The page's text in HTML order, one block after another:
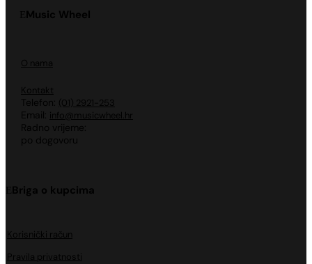
Music Wheel
O nama
Kontakt
Telefon: (01) 2921-253
Email: info@musicwheel.hr
Radno vrijeme:
po dogovoru
Briga o kupcima
Korisnički račun
Pravila privatnosti